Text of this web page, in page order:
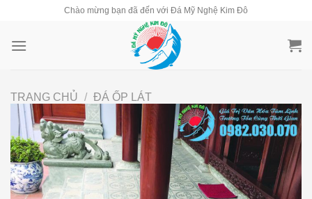
content
Chào mừng bạn đã đến với Đá Mỹ Nghệ Kim Đô
TRANG CHỦ / ĐÁ ỐP LÁT